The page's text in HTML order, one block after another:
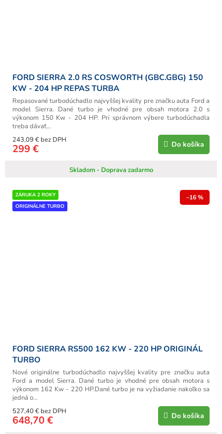
FORD SIERRA 2.0 RS COSWORTH (GBC.GBG) 150
KW - 204 HP REPAS TURBA
Skladom - Doprava zadarmo
243,09 € bez DPH
299 € Do košíka
Repasované turbodúchadlo najvyššej kvality pre značku auta Ford a
model Sierra. Dané turbo je vhodné pre obsah motora 2.0 s
výkonom 150 Kw - 204 HP. Pri správnom výbere turbodúchadla
treba dávať...
ZÁRUKA 2 ROKY
ORIGINÁLNE TURBO
–16 %
FORD SIERRA RS500 162 KW - 220 HP ORIGINÁL
TURBO
527,40 € bez DPH
648,70 € Do košíka
Nové originálne turbodúchadlo najvyššej kvality pre značku auta
Ford a model Sierra. Dané turbo je vhodné pre obsah motora s
výkonom 162 Kw - 220 HP.Dané turbo je na vyžiadanie nakoľko sa
jedná o...